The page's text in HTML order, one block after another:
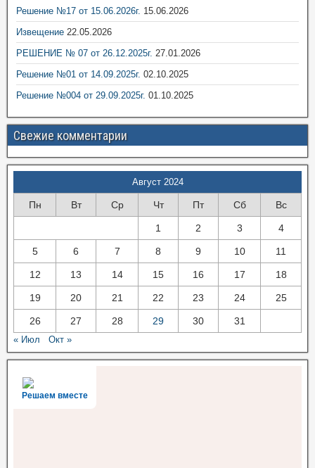
Решение №17 от 15.06.2026г. 15.06.2026
Извещение 22.05.2026
РЕШЕНИЕ № 07 от 26.12.2025г. 27.01.2026
Решение №01 от 14.09.2025г. 02.10.2025
Решение №004 от 29.09.2025г. 01.10.2025
Свежие комментарии
Август 2024
Пн Вт Ср Чт Пт Сб Вс
1 2 3 4
5 6 7 8 9 10 11
12 13 14 15 16 17 18
19 20 21 22 23 24 25
26 27 28 29 30 31
« Июл Окт »
Решаем вместе